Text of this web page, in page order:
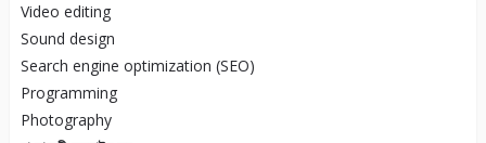
Video editing
Sound design
Search engine optimization (SEO)
Programming
Photography